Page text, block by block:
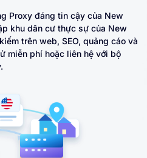
Proxy đáng tin cậy của New
khu dân cư thực sự của New
trên web, SEO, quảng cáo và
miễn phí hoặc liên hệ với bộ